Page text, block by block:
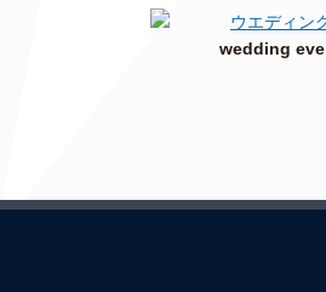
wedding eve